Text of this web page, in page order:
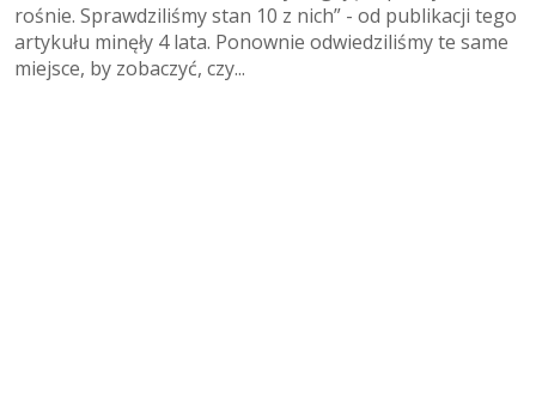
rośnie. Sprawdziliśmy stan 10 z nich” - od publikacji tego
artykułu minęły 4 lata. Ponownie odwiedziliśmy te same
miejsce, by zobaczyć, czy...